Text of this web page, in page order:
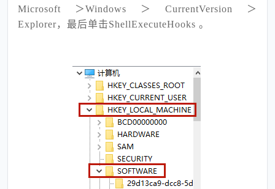
Microsoft ＞Windows ＞ CurrentVersion ＞
Explorer，最后单击ShellExecuteHooks 。